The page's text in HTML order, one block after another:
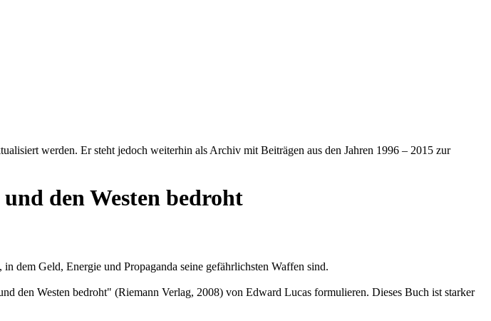
werden. Er steht jedoch weiterhin als Archiv mit Beiträgen aus den Jahren 1996 – 2015 zur
den Westen bedroht
dem Geld, Energie und Propaganda seine gefährlichsten Waffen sind.
den Westen bedroht" (Riemann Verlag, 2008) von Edward Lucas formulieren. Dieses Buch ist starker